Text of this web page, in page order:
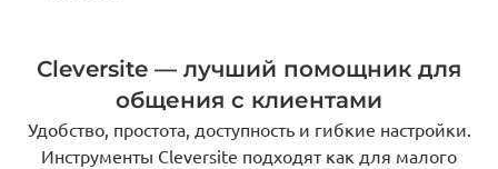
Cleversite — лучший помощник для
общения с клиентами
Удобство, простота, доступность и гибкие настройки.
Инструменты Cleversite подходят как для малого